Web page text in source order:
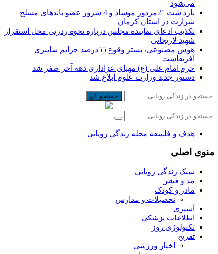
می‌شود
بازداشت 21مزدور موساد و 4 شرور عضو باندهای مسلح
شرارت در استان کرمان
تکذیب ادعای نماینده مجلس درباره نحوه ردزنی محل استقرار
شهید لاریجانی
هوش مصنوعی، بستر وقوع 55درصد جرایم سایبری
آفریقاست
حرم امام علی (ع) مهیای عزاداری دهه آخر صفر شد
دستور جدید وزارت علوم ابلاغ شد
جستجو کن
هدف و فلسفه مجله زندگی رویایی
منوی اصلی
سبک زندگی رویایی
مد و فشن
مادر و کودک
تحصیلات و مدارس
آشپزی
اطلاعات پزشکی
تکنولوژی روز
تفریح
اخبار ورزشی